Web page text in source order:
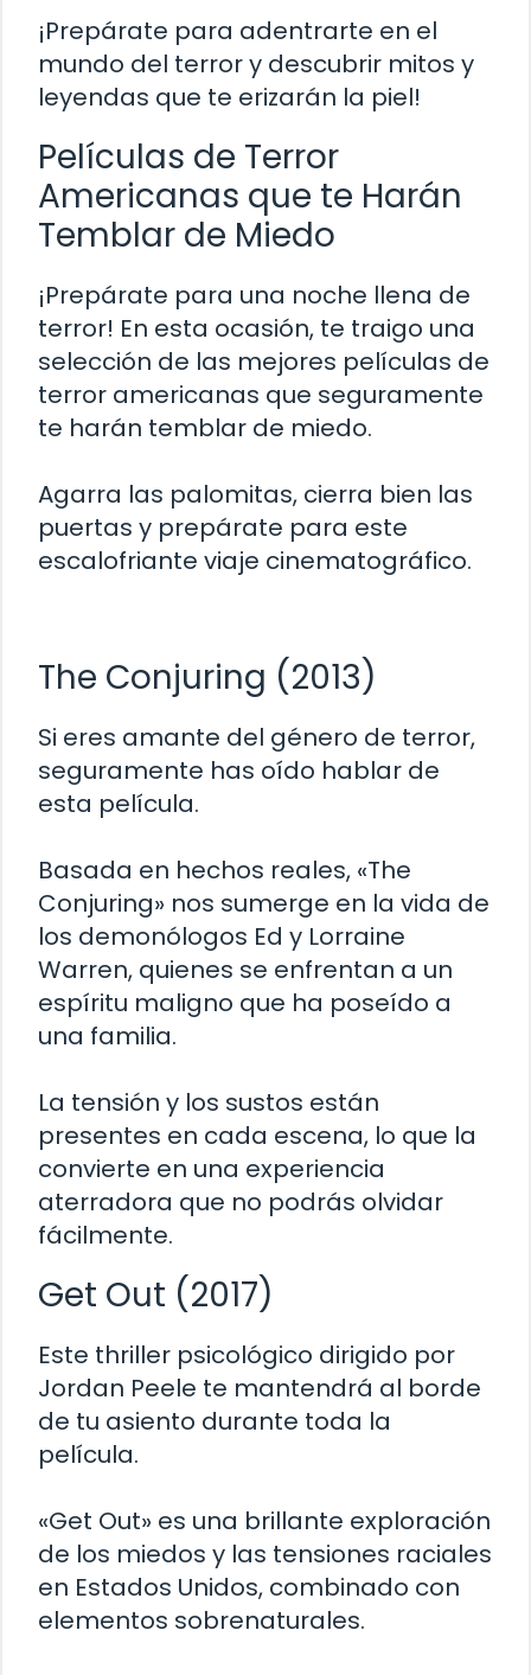
¡Prepárate para adentrarte en el
mundo del terror y descubrir mitos y
leyendas que te erizarán la piel!
Películas de Terror
Americanas que te Harán
Temblar de Miedo
¡Prepárate para una noche llena de
terror! En esta ocasión, te traigo una
selección de las mejores películas de
terror americanas que seguramente
te harán temblar de miedo.
Agarra las palomitas, cierra bien las
puertas y prepárate para este
escalofriante viaje cinematográfico.
The Conjuring (2013)
Si eres amante del género de terror,
seguramente has oído hablar de
esta película.
Basada en hechos reales, «The
Conjuring» nos sumerge en la vida de
los demonólogos Ed y Lorraine
Warren, quienes se enfrentan a un
espíritu maligno que ha poseído a
una familia.
La tensión y los sustos están
presentes en cada escena, lo que la
convierte en una experiencia
aterradora que no podrás olvidar
fácilmente.
Get Out (2017)
Este thriller psicológico dirigido por
Jordan Peele te mantendrá al borde
de tu asiento durante toda la
película.
«Get Out» es una brillante exploración
de los miedos y las tensiones raciales
en Estados Unidos, combinado con
elementos sobrenaturales.